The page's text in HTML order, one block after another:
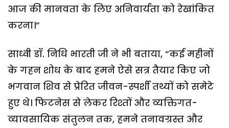
आज की मानवता के लिए अनिवार्यता को रेखांकित
करना।”
साध्वी डॉ. निधि भारती जी ने भी बताया, “कई महीनों
के गहन शोध के बाद हमने ऐसे सत्र तैयार किए जो
भगवान शिव से प्रेरित जीवन-स्पर्शी तथ्यों को समेटे
हुए थे। फिटनेस से लेकर रिश्तों और व्यक्तिगत-
व्यावसायिक संतुलन तक, हमने तनावग्रस्त और